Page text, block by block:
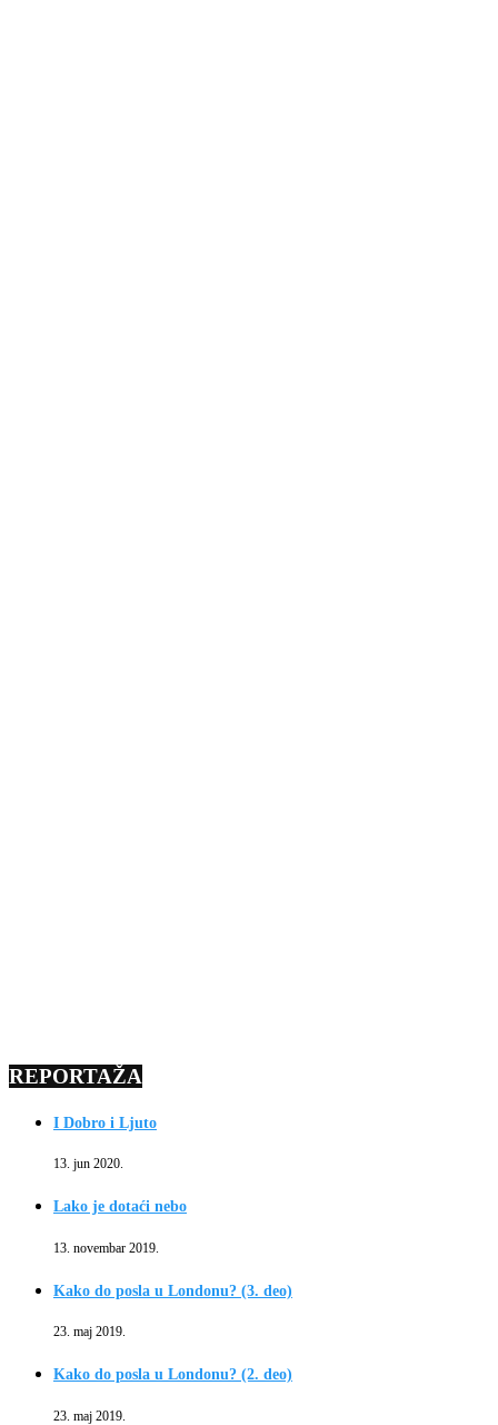
REPORTAŽA
I Dobro i Ljuto
13. jun 2020.
Lako je dotaći nebo
13. novembar 2019.
Kako do posla u Londonu? (3. deo)
23. maj 2019.
Kako do posla u Londonu? (2. deo)
23. maj 2019.